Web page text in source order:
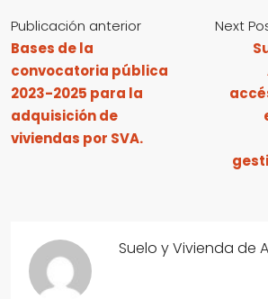
Publicación anterior
Bases de la
convocatoria pública
2023-2025 para la
adquisición de
viviendas por SVA.
Next
Suelo y Vivienda de